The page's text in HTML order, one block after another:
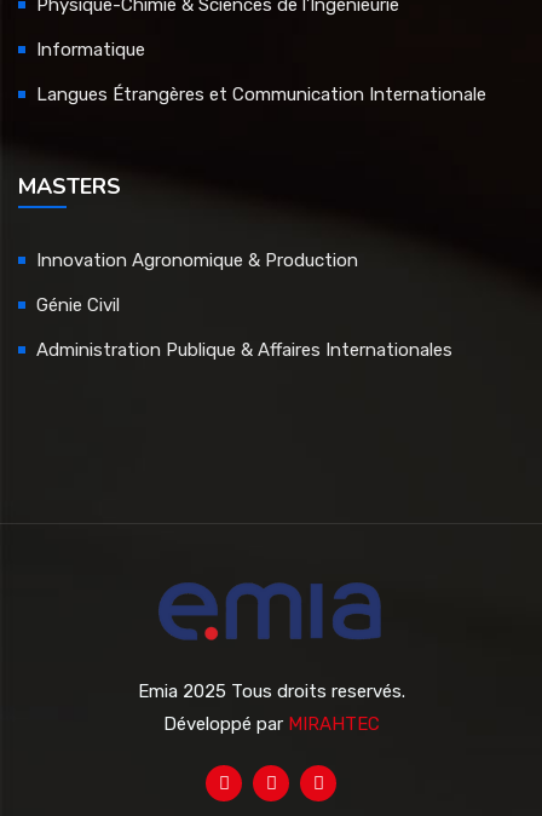
Physique-Chimie & Sciences de l’Ingénieurie
Informatique
Langues Étrangères et Communication Internationale
MASTERS
Innovation Agronomique & Production
Génie Civil
Administration Publique & Affaires Internationales
Emia 2025 Tous droits reservés.
Développé par MIRAHTEC